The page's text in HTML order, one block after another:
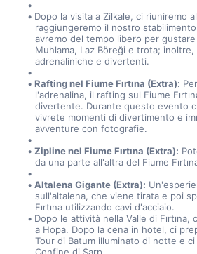
Dopo la visita a Zilkale, ci riuniremo
raggiungeremo il nostro stabilimento
avremo del tempo libero per
Muhlama, Laz Böreği e trota;
adrenaliniche e divertenti.
Rafting nel Fiume Fırtına (Extra):
l'adrenalina, il rafting sul Fiume
divertente. Durante questo evento
vivrete momenti di divertimento e
avventure con fotografie.
Zipline nel Fiume Fırtına (Extra):
da una parte all'altra del Fiume
Altalena Gigante (Extra):
sull'altalena, che viene tirata e poi
Fırtına utilizzando cavi d'acciaio.
Dopo le attività nella Valle di
a Hopa. Dopo la cena in hotel, ci
Tour di Batum illuminato di notte e